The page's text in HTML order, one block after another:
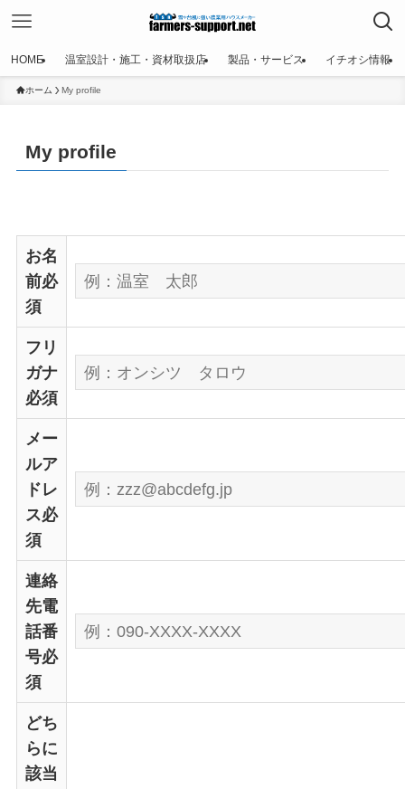
HOME 温室設計・施工・資材取扱店 製品・サービス イチオシ情報
ホーム My profile
My profile
お名
前必
須
フリ
ガナ
必須
メー
ルア
ドレ
ス必
須
連絡
先電
話番
号必
須
どち
らに
該当